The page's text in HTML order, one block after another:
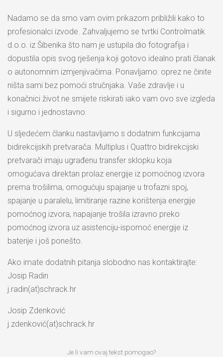
Nadamo se da smo vam ovim prikazom približili kako to
profesionalci izvode. Zahvaljujemo se tvrtki Controlmatik
d.o.o. iz Šibenika što nam je ustupila dio fotografija i
dopustila opis svog rješenja koji gotovo idealno prati članak
o autonomnim izmjenjivačima. Ponavljamo: oprez ne činite
ništa sami bez pomoći stručnjaka. Vaše zdravlje i u
konačnici život ne smijete riskirati iako vam ovo sve izgleda
i sigurno i jednostavno.
U sljedećem članku nastavljamo s dodatnim funkcijama
bidirekcijskih pretvarača. Multiplus i Quattro bidirekcijski
pretvarači imaju ugrađenu transfer sklopku koja
omogućava direktan prolaz energije iz pomoćnog izvora
prema trošilima, omogućuju spajanje u trofazni spoj,
spajanje u paralelu, limitiranje razine korištenja energije
pomoćnog izvora, napajanje trošila izravno preko
pomoćnog izvora uz asistenciju-ispomoć energije iz
baterije i još ponešto.
Ako imate dodatnih pitanja slobodno nas kontaktirajte:
Josip Radin
j.radin(at)schrack.hr
Josip Zdenković
j.zdenković(at)schrack.hr
Je li vam ovaj tekst pomogao?